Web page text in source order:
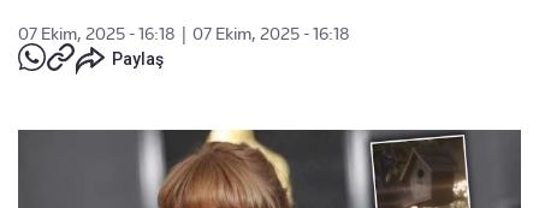
07 Ekim, 2025 - 16:18
07 Ekim, 2025 - 16:18
Paylaş